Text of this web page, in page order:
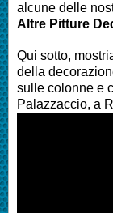
alcune delle
Altre Pitture
Qui sotto,
della
sulle colonne e
Palazzaccio, a